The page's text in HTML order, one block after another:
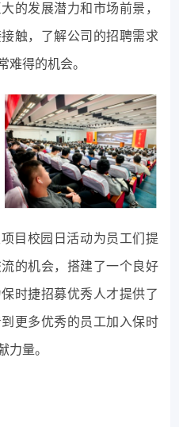
的发展潜力和市场前景，
触，了解公司的招聘需求
难得的机会。
目校园日活动为员工们提
的机会，搭建了一个良好
时捷招募优秀人才提供了
更多优秀的员工加入保时
力量。